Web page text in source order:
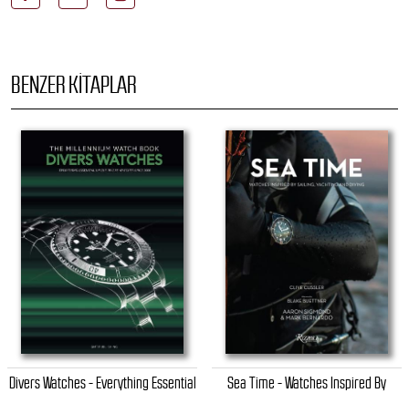
BENZER KITAPLAR
Divers Watches - Everything Essential
Sea Time - Watches Inspired By